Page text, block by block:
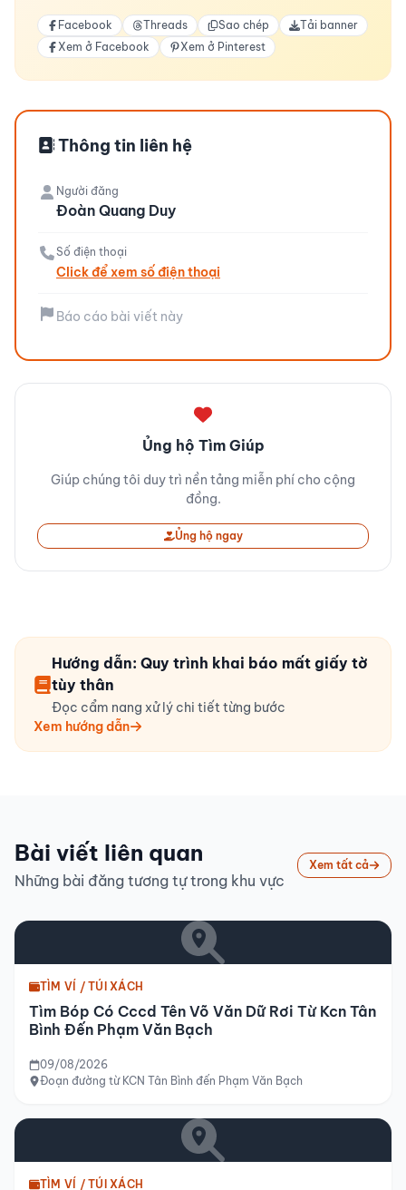
Facebook Threads Sao chép
Tải banner
Xem ở Facebook
Xem ở Pinterest
Thông tin liên hệ
Người đăng
Đoàn Quang Duy
Số điện thoại
Click để xem số điện thoại
Báo cáo bài viết này
Ủng hộ Tìm Giúp
Giúp chúng tôi duy trì nền tảng miễn phí cho cộng
đồng.
Ủng hộ ngay
Hướng dẫn: Quy trình khai báo mất giấy tờ
tùy thân
Đọc cẩm nang xử lý chi tiết từng bước
Xem hướng dẫn
Bài viết liên quan
Những bài đăng tương tự trong khu vực
Xem tất cả
TÌM VÍ / TÚI XÁCH
Tìm Bóp Có Cccd Tên Võ Văn Dữ Rơi Từ Kcn Tân
Bình Đến Phạm Văn Bạch
09/08/2026
Đoạn đường từ KCN Tân Bình đến Phạm Văn Bạch
TÌM VÍ / TÚI XÁCH